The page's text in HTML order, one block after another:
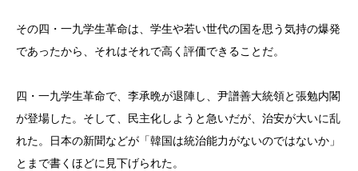
その四・一九学生革命は、学生や若い世代の国を思う気持の爆発
であったから、それはそれで高く評価できることだ。
四・一九学生革命で、李承晩が退陣し、尹譜善大統領と張勉内閣
が登場した。そして、民主化しようと急いだが、治安が大いに乱
れた。日本の新聞などが「韓国は統治能力がないのではないか」
とまで書くほどに見下げられた。